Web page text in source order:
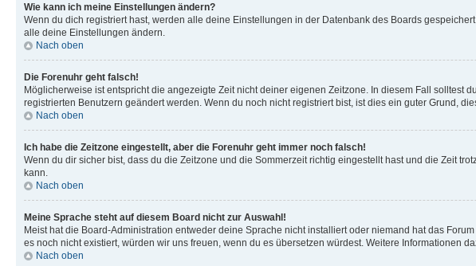
Wie kann ich meine Einstellungen ändern?
Wenn du dich registriert hast, werden alle deine Einstellungen in der Datenbank des Boards
alle deine Einstellungen ändern.
Nach oben
Die Forenuhr geht falsch!
Möglicherweise ist entspricht die angezeigte Zeit nicht deiner eigenen Zeitzone. In diesem Fall solltest
registrierten Benutzern geändert werden. Wenn du noch nicht registriert bist, ist dies ein guter Grund,
Nach oben
Ich habe die Zeitzone eingestellt, aber die Forenuhr geht immer noch falsch!
Wenn du dir sicher bist, dass du die Zeitzone und die Sommerzeit richtig eingestellt hast und die Zeit
kann.
Nach oben
Meine Sprache steht auf diesem Board nicht zur Auswahl!
Meist hat die Board-Administration entweder deine Sprache nicht installiert oder niemand hat das
es noch nicht existiert, würden wir uns freuen, wenn du es übersetzen würdest. Weitere Informationen
Nach oben